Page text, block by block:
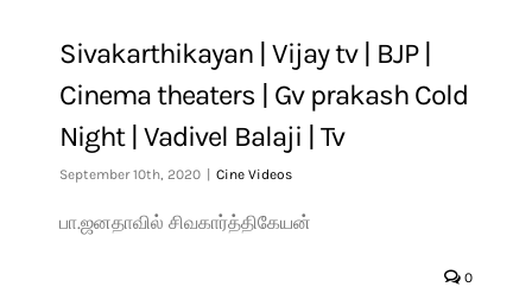
Sivakarthikayan | Vijay tv | BJP |
Cinema theaters | Gv prakash Cold
Night | Vadivel Balaji | Tv
September 10th, 2020 Cine Videos
பா.ஜனதாவில் சிவகார்த்திகேயன்
0